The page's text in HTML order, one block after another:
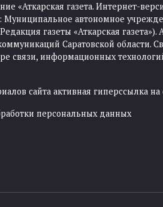
«Аткарская газета. Интернет-
автономное
газеты «Аткарская
Саратовской области.
связи, информационных
сайта активная гиперссылка на
персональных данных